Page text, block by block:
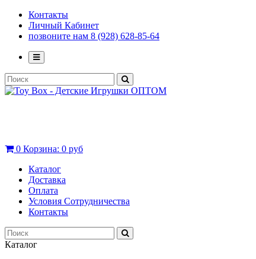
Контакты
Личный Кабинет
позвоните нам 8 (928) 628-85-64
0 Корзина: 0 руб
Каталог
Доставка
Оплата
Условия Сотрудничества
Контакты
Каталог